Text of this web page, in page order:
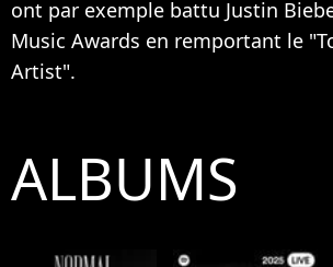
ont par exemple battu Justin
Music Awards en remportant le
Artist".
ALBUMS